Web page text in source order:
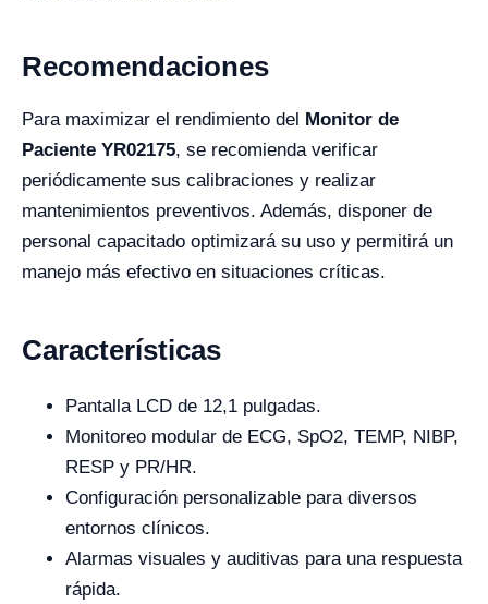
Recomendaciones
Para maximizar el rendimiento del Monitor de
Paciente YR02175, se recomienda verificar
periódicamente sus calibraciones y realizar
mantenimientos preventivos. Además, disponer de
personal capacitado optimizará su uso y permitirá un
manejo más efectivo en situaciones críticas.
Características
Pantalla LCD de 12,1 pulgadas.
Monitoreo modular de ECG, SpO2, TEMP, NIBP,
RESP y PR/HR.
Configuración personalizable para diversos
entornos clínicos.
Alarmas visuales y auditivas para una respuesta
rápida.